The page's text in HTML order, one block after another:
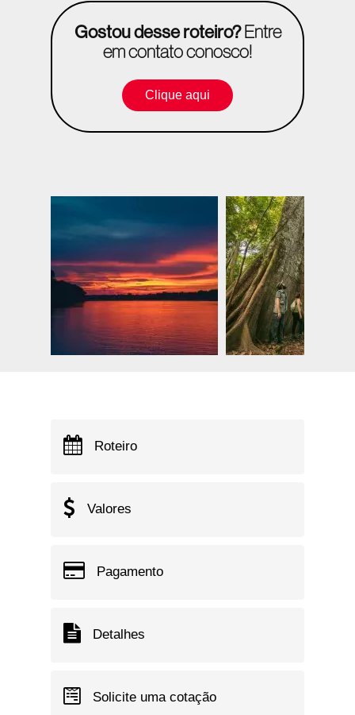
Gostou desse roteiro?Entre
em contato conosco!
Clique aqui
Roteiro
Valores
Pagamento
Detalhes
Solicite uma cotação